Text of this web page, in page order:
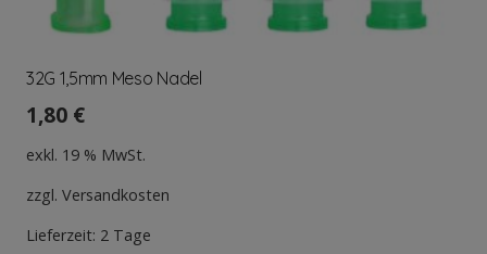
32G 1,5mm Meso Nadel
1,80 €
exkl. 19 % MwSt.
zzgl. Versandkosten
Lieferzeit: 2 Tage